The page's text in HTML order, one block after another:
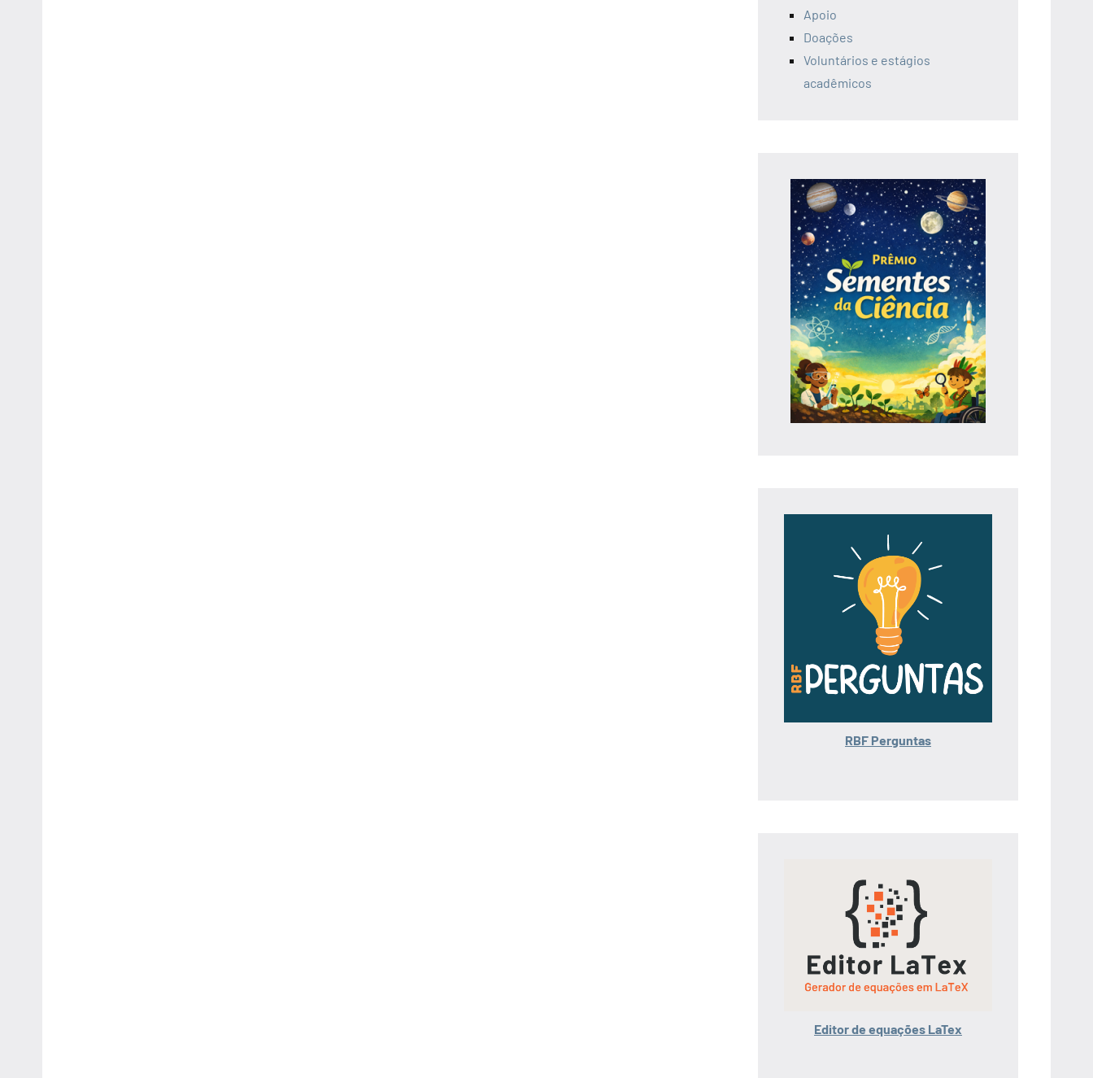
Apoio
Doações
Voluntários e estágios
acadêmicos
RBF Perguntas
Editor de equações LaTex